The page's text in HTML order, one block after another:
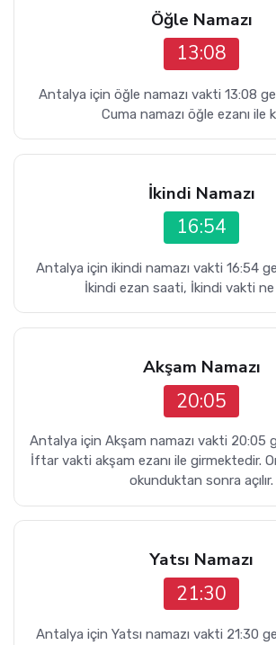
Öğle Namazı
13:08
Antalya için öğle namazı vakti 13:08
Cuma namazı öğle ezanı ile
İkindi Namazı
16:54
Antalya için ikindi namazı vakti 16:54
İkindi ezan saati, İkindi vakti
Akşam Namazı
20:05
Antalya için Akşam namazı vakti 20:05
İftar vakti akşam ezanı ile girmektedir.
okunduktan sonra açılır.
Yatsı Namazı
21:30
Antalya için Yatsı namazı vakti 21:30